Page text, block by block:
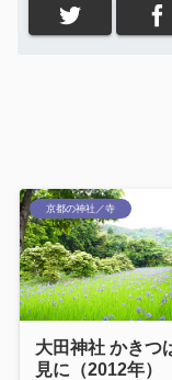
京都の神社／寺
大田神社 かきつ
見に（2012年）